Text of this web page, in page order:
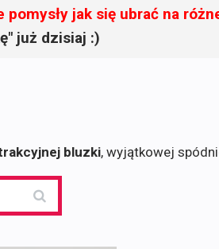
pomysły jak się ubrać na
już dzisiaj :)
bluzki, wyjątkowej